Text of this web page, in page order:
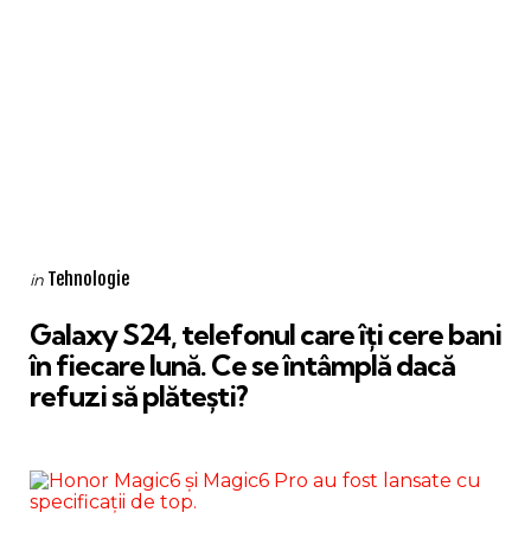
Categories
Posted
in Tehnologie
Galaxy S24, telefonul care îți cere bani
în fiecare lună. Ce se întâmplă dacă
refuzi să plătești?